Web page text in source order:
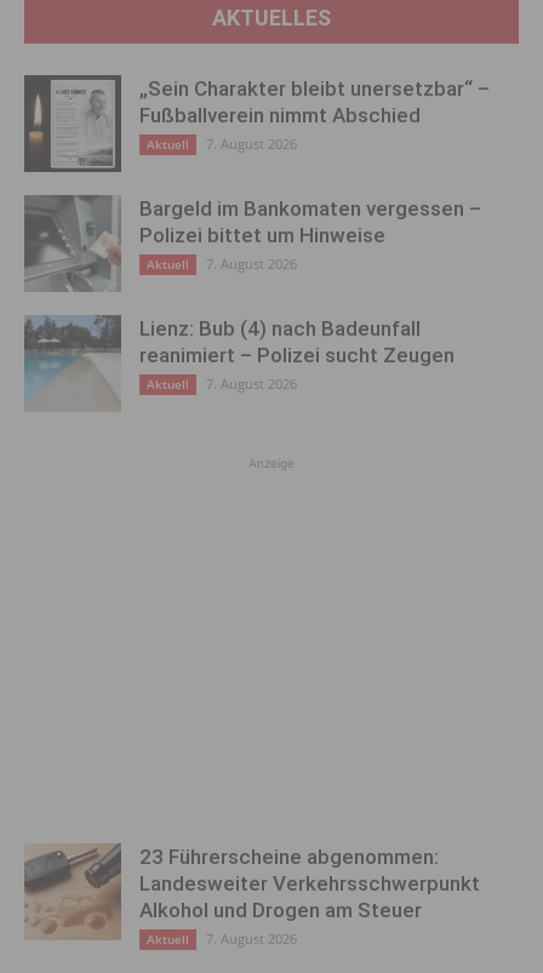
AKTUELLES
„Sein Charakter bleibt unersetzbar“ –
Fußballverein nimmt Abschied
Aktuell 7. August 2026
Bargeld im Bankomaten vergessen –
Polizei bittet um Hinweise
Aktuell 7. August 2026
Lienz: Bub (4) nach Badeunfall
reanimiert – Polizei sucht Zeugen
Aktuell 7. August 2026
Anzeige
23 Führerscheine abgenommen:
Landesweiter Verkehrsschwerpunkt
Alkohol und Drogen am Steuer
Aktuell 7. August 2026